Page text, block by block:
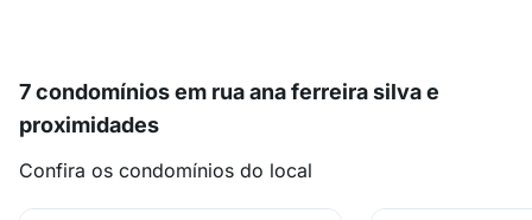
7 condomínios em rua ana ferreira silva e
proximidades
Confira os condomínios do local